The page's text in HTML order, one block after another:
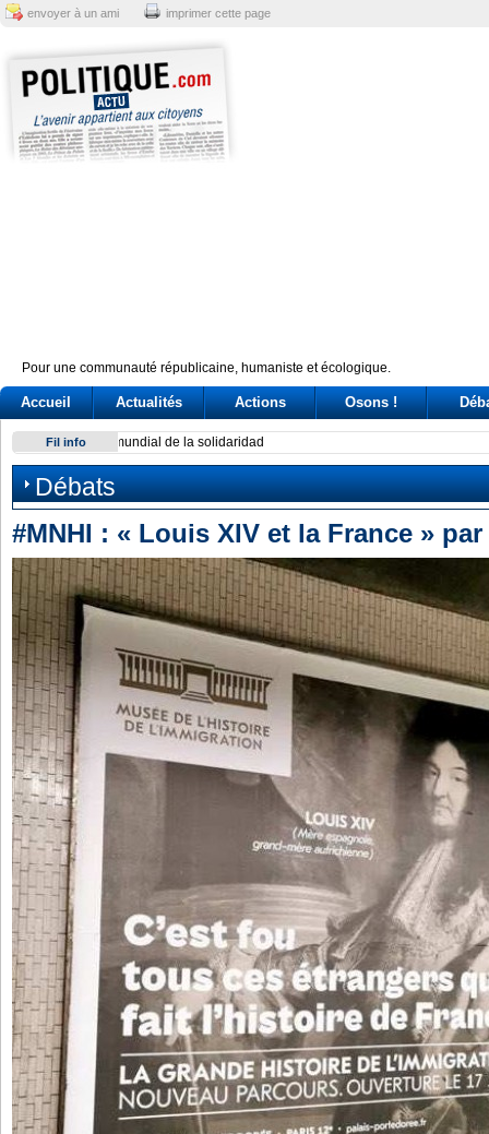
envoyer à un ami imprimer cette page
Pour une communauté républicaine, humaniste et écologique.
Accueil Actualités Actions Osons !
Fil info Exodus: West Bank hardships drive out Palestinian
Débats
#MNHI : « Louis XIV et la France »